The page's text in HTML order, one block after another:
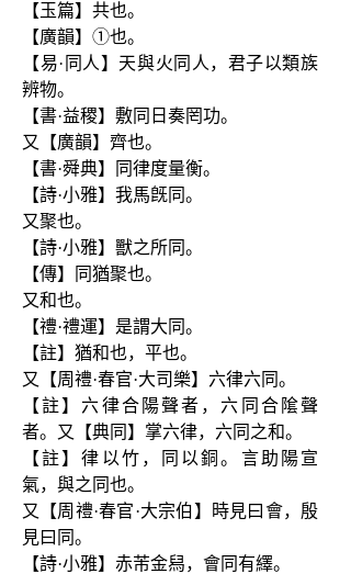
【玉篇】共也。
【廣韻】①也。
【易·同人】天與火同人，君子以類族
辨物。
【書·益稷】敷同日奏罔功。
又【廣韻】齊也。
【書·舜典】同律度量衡。
【詩·小雅】我馬旣同。
又聚也。
【詩·小雅】獸之所同。
【傳】同猶聚也。
又和也。
【禮·禮運】是謂大同。
【註】猶和也，平也。
又【周禮·春官·大司樂】六律六同。
【註】六律合陽聲者，六同合隂聲
者。又【典同】掌六律，六同之和。
【註】律以竹，同以銅。言助陽宣
氣，與之同也。
又【周禮·春官·大宗伯】時見曰會，殷
見曰同。
【詩·小雅】赤芾金舄，會同有繹。